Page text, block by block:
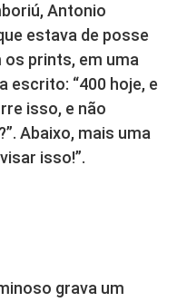
Antonio
estava de posse
os prints, em uma
escrito: “400 hoje, e
isso, e não
Abaixo, mais uma
isso!”.
grava um